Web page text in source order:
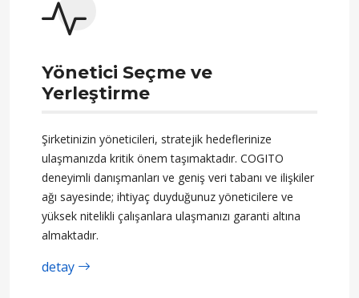
Yönetici Seçme ve
Yerleştirme
Şirketinizin yöneticileri, stratejik hedeflerinize
ulaşmanızda kritik önem taşımaktadır. COGITO
deneyimli danışmanları ve geniş veri tabanı ve ilişkiler
ağı sayesinde; ihtiyaç duyduğunuz yöneticilere ve
yüksek nitelikli çalışanlara ulaşmanızı garanti altına
almaktadır.
detay